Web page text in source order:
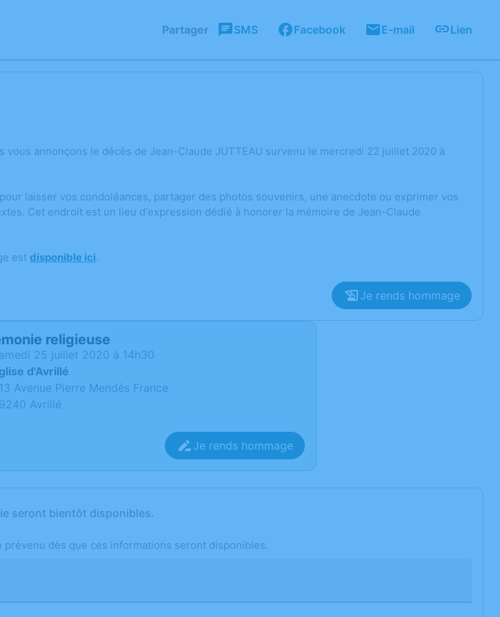
Partager SMS Facebook E-mail Lien
vous annonçons le décès de Jean-Claude JUTTEAU survenu le mercredi 22 juillet 2020 à
laisser vos condoléances, partager des photos souvenirs, une anecdote ou exprimer vos
Cet endroit est un lieu d'expression dédié à honorer la mémoire de Jean-Claude
est disponible ici.
Je rends hommage
religieuse
samedi 25 juillet 2020 à 14h30
d'Avrillé
Avenue Pierre Mendès France
Avrillé
Je rends hommage
seront bientôt disponibles.
prévenu dès que ces informations seront disponibles.